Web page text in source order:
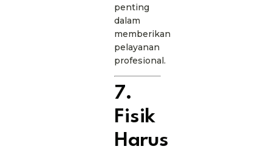
penting
dalam
memberikan
pelayanan
profesional.
7.
Fisik
Harus